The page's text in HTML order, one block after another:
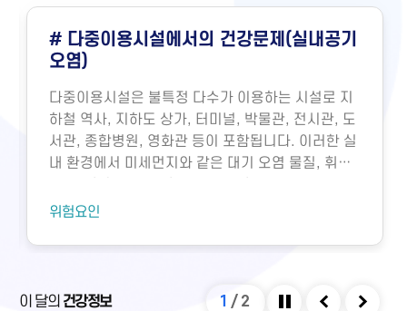
# 다중이용시설에서의 건강문제(실내공기
오염)
다중이용시설은 불특정 다수가 이용하는 시설로 지
하철 역사, 지하도 상가, 터미널, 박물관, 전시관, 도
서관, 종합병원, 영화관 등이 포함됩니다. 이러한 실
내 환경에서 미세먼지와 같은 대기 오염 물질, 휘발
오염물질에 노출되면 호흡기 질환 등 다양한 건강 문
가 부족하면 두통, 구토, 근육통, 불쾌감과 같은 빌딩
실내외 온도 차와 건조한 환경으로 인해 냉방병도 나
위험요인
이 달의 건강정보 1 / 2